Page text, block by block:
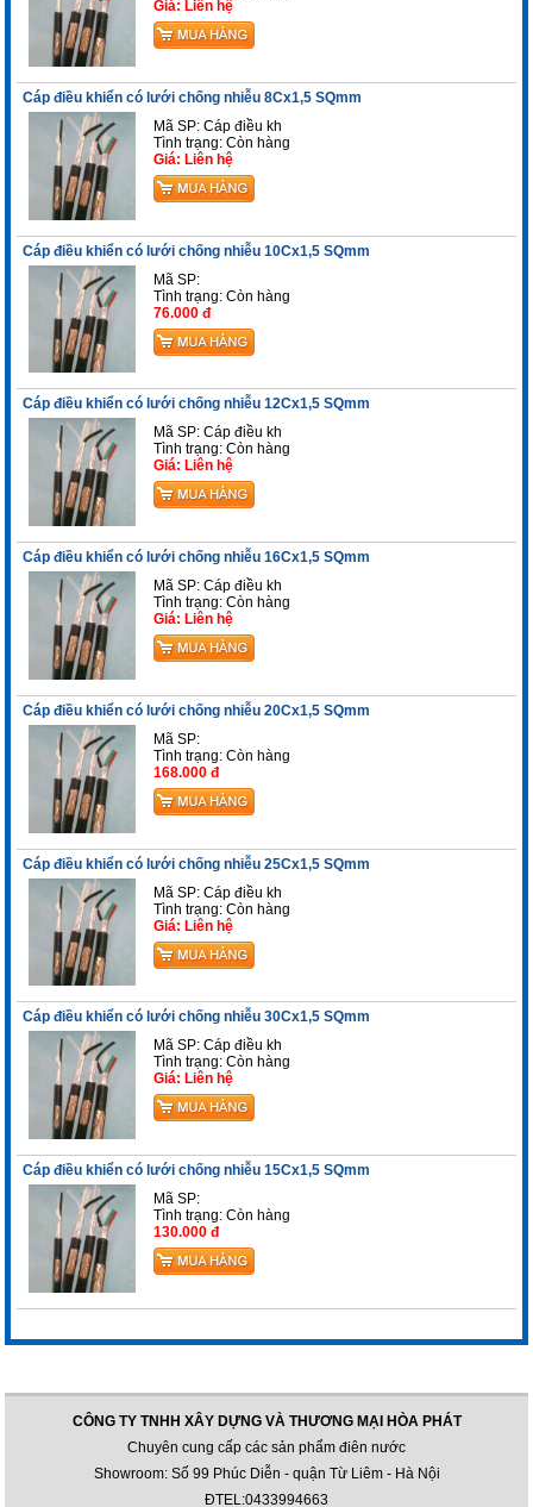
Giá: Liên hệ
Cáp điều khiển có lưới chống nhiễu 8Cx1,5 SQmm
Mã SP: Cáp điều kh
Tình trạng:Còn hàng
Giá: Liên hệ
Cáp điều khiển có lưới chống nhiễu 10Cx1,5 SQmm
Mã SP:
Tình trạng:Còn hàng
76.000 đ
Cáp điều khiển có lưới chống nhiễu 12Cx1,5 SQmm
Mã SP: Cáp điều kh
Tình trạng:Còn hàng
Giá: Liên hệ
Cáp điều khiển có lưới chống nhiễu 16Cx1,5 SQmm
Mã SP: Cáp điều kh
Tình trạng:Còn hàng
Giá: Liên hệ
Cáp điều khiển có lưới chống nhiễu 20Cx1,5 SQmm
Mã SP:
Tình trạng:Còn hàng
168.000 đ
Cáp điều khiển có lưới chống nhiễu 25Cx1,5 SQmm
Mã SP: Cáp điều kh
Tình trạng:Còn hàng
Giá: Liên hệ
Cáp điều khiển có lưới chống nhiễu 30Cx1,5 SQmm
Mã SP: Cáp điều kh
Tình trạng:Còn hàng
Giá: Liên hệ
Cáp điều khiển có lưới chống nhiễu 15Cx1,5 SQmm
Mã SP:
Tình trạng:Còn hàng
130.000 đ
CÔNG TY TNHH XÂY DỰNG VÀ THƯƠNG MẠI HÒA PHÁT
Chuyên cung cấp các sản phẩm điên nước
Showroom: Số 99 Phúc Diễn - quận Từ Liêm - Hà Nội
ĐTEL:0433994663